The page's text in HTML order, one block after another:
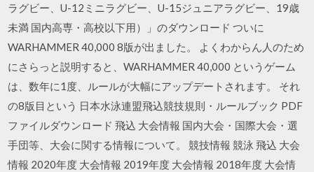
ラグビー、U-12ミニラグビー、U-15ジュニアラグビー、19歳
未満 国内高専・高校以下用）」のダウンロード ついに
WARHAMMER 40,000 8版が出ました。 よくわからん人のため
にさらっと説明すると、WARHAMMER 40,000 というゲーム
は、数年に1度、ルールが大幅にアップデートされます。 それ
の8版目という 日本水泳連盟飛込競技規則・ルールブック PDF
ファイルダウンロード 飛込 大会情報 国内大会・国際大会・選
手団等、大会に関する情報について。 競技情報 競泳 飛込 大会
情報 2020年度 大会情報 2019年度 大会情報 2018年度 大会情